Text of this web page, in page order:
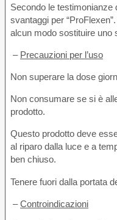
Secondo le testimonianze
svantaggi per
alcun modo sostituire uno
– Precauzioni per l’uso
Non superare la dose
Non consumare se si è
prodotto.
Questo prodotto deve
al riparo dalla luce e a
ben chiuso.
Tenere fuori dalla portata
–Controindicazioni